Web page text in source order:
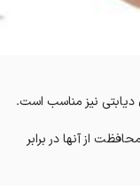
دیابتی نیز مناسب است.
از آنها در برابر